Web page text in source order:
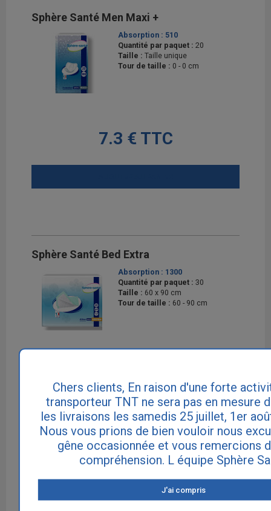
Sphère Santé Men Maxi +
Absorption : 510
Quantité par paquet : 20
Taille : Taille unique
Tour de taille : 0 - 0 cm
7.3 € TTC
Sphère Santé Bed Extra
Absorption : 1300
Quantité par paquet : 30
Taille : 60 x 90 cm
Tour de taille : 60 - 90 cm
AJOUTER AU PANIER
Sphère Santé Couche Droite Traversable
20x60 Maxi +
Chers clients, En raison d'une forte
transporteur TNT ne sera pas en mesure
les livraisons les samedis 25 juillet, 1er
Nous vous prions de bien vouloir nous
gêne occasionnée et vous remercions
compréhension. L équipe Sphère
J'ai compris